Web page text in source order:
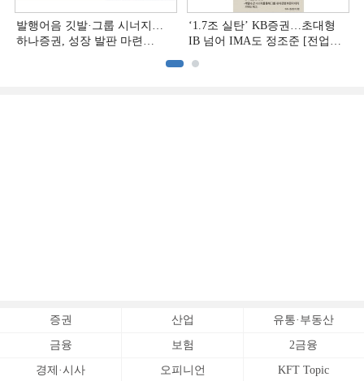
발행어음 깃발·그룹 시너지…
하나증권, 성장 발판 마련
‘1.7조 실탄’ KB증권…초대형
IB 넘어 IMA도 정조준 [전업계
증권 산업 유통·부동산
금융 보험 2금융
경제·시사 오피니언 KFT Topic